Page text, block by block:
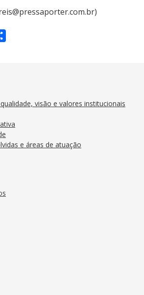
)
visão e valores institucionais
e áreas de atuação